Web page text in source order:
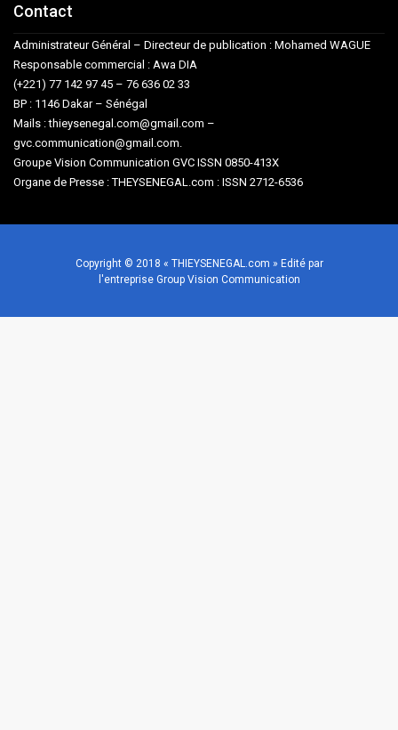
Contact
Administrateur Général – Directeur de publication : Mohamed WAGUE
Responsable commercial : Awa DIA
(+221) 77 142 97 45 – 76 636 02 33
BP : 1146 Dakar – Sénégal
Mails : thieysenegal.com@gmail.com –
gvc.communication@gmail.com.
Groupe Vision Communication GVC ISSN 0850-413X
Organe de Presse : THEYSENEGAL.com : ISSN 2712-6536
Copyright © 2018 « THIEYSENEGAL.com » Edité par
l'entreprise Group Vision Communication